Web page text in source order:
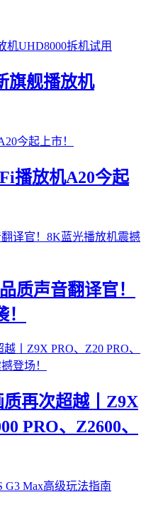
旗舰播放机
播放机A20今起
质声音翻译官！
质再次超越丨Z9X
PRO、Z2600、